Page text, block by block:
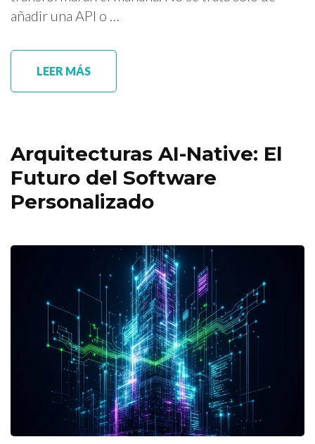
añadir una API o …
LEER MÁS
Arquitecturas AI-Native: El
Futuro del Software
Personalizado